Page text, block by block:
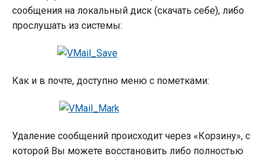
сообщения на локальный диск (скачать себе), либо
прослушать из системы:
Как и в почте, доступно меню с пометками:
Удаление сообщений происходит через «Корзину», с
которой Вы можете восстановить либо полностью